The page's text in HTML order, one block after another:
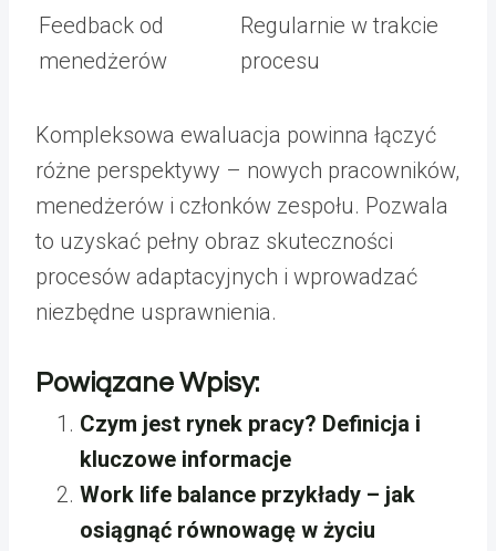
Feedback od
menedżerów
Regularnie w trakcie
procesu
Kompleksowa ewaluacja powinna łączyć
różne perspektywy – nowych pracowników,
menedżerów i członków zespołu. Pozwala
to uzyskać pełny obraz skuteczności
procesów adaptacyjnych i wprowadzać
niezbędne usprawnienia.
Powiązane Wpisy:
Czym jest rynek pracy? Definicja i
kluczowe informacje
Work life balance przykłady – jak
osiągnąć równowagę w życiu